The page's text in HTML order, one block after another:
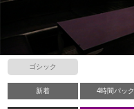
ゴシック
新着 4時間パック